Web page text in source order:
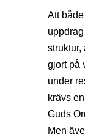
Att
struktur,
gjort på
under
krävs
Guds
Men